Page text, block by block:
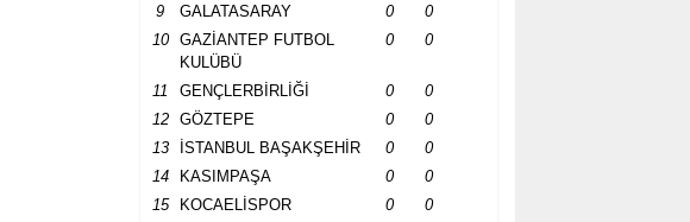
9
GALATASARAY 0
0
10
GAZİANTEP FUTBOL
KULÜBÜ
0 0
11 GENÇLERBİRLİĞİ 0
0
12
GÖZTEPE 0
0
13
İSTANBUL BAŞAKŞEHİR 0
0
14
KASIMPAŞA 0
0
15
KOCAELİSPOR 0
0